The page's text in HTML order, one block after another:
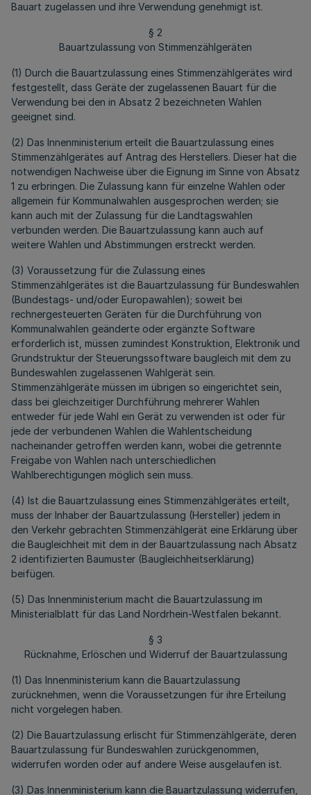
Bauart zugelassen und ihre Verwendung genehmigt ist.
§ 2
Bauartzulassung von Stimmenzählgeräten
(1) Durch die Bauartzulassung eines Stimmenzählgerätes wird
festgestellt, dass Geräte der zugelassenen Bauart für die
Verwendung bei den in Absatz 2 bezeichneten Wahlen
geeignet sind.
(2) Das Innenministerium erteilt die Bauartzulassung eines
Stimmenzählgerätes auf Antrag des Herstellers. Dieser hat die
notwendigen Nachweise über die Eignung im Sinne von Absatz
1 zu erbringen. Die Zulassung kann für einzelne Wahlen oder
allgemein für Kommunalwahlen ausgesprochen werden; sie
kann auch mit der Zulassung für die Landtagswahlen
verbunden werden. Die Bauartzulassung kann auch auf
weitere Wahlen und Abstimmungen erstreckt werden.
(3) Voraussetzung für die Zulassung eines
Stimmenzählgerätes ist die Bauartzulassung für Bundeswahlen
(Bundestags- und/oder Europawahlen); soweit bei
rechnergesteuerten Geräten für die Durchführung von
Kommunalwahlen geänderte oder ergänzte Software
erforderlich ist, müssen zumindest Konstruktion, Elektronik und
Grundstruktur der Steuerungssoftware baugleich mit dem zu
Bundeswahlen zugelassenen Wahlgerät sein.
Stimmenzählgeräte müssen im übrigen so eingerichtet sein,
dass bei gleichzeitiger Durchführung mehrerer Wahlen
entweder für jede Wahl ein Gerät zu verwenden ist oder für
jede der verbundenen Wahlen die Wahlentscheidung
nacheinander getroffen werden kann, wobei die getrennte
Freigabe von Wahlen nach unterschiedlichen
Wahlberechtigungen möglich sein muss.
(4) Ist die Bauartzulassung eines Stimmenzählgerätes erteilt,
muss der Inhaber der Bauartzulassung (Hersteller) jedem in
den Verkehr gebrachten Stimmenzählgerät eine Erklärung über
die Baugleichheit mit dem in der Bauartzulassung nach Absatz
2 identifizierten Baumuster (Baugleichheitserklärung)
beifügen.
(5) Das Innenministerium macht die Bauartzulassung im
Ministerialblatt für das Land Nordrhein-Westfalen bekannt.
§ 3
Rücknahme, Erlöschen und Widerruf der Bauartzulassung
(1) Das Innenministerium kann die Bauartzulassung
zurücknehmen, wenn die Voraussetzungen für ihre Erteilung
nicht vorgelegen haben.
(2) Die Bauartzulassung erlischt für Stimmenzählgeräte, deren
Bauartzulassung für Bundeswahlen zurückgenommen,
widerrufen worden oder auf andere Weise ausgelaufen ist.
(3) Das Innenministerium kann die Bauartzulassung widerrufen,